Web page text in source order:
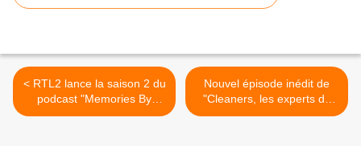
< RTL2 lance la saison 2 du
podcast "Memories By
Zégut"
Nouvel épisode inédit de
"Cleaners, les experts du
nettoyage" ce soir sur TFX